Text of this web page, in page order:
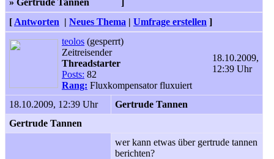
» Gertrude Tannen
]
[ Antworten | Neues Thema | Umfrage erstellen ]
teolos (gesperrt)
Zeitreisender
Threadstarter
Posts: 82
Rang: Fluxkompensator fluxuiert
18.10.2009,
12:39 Uhr
18.10.2009, 12:39 Uhr
Gertrude Tannen
Gertrude Tannen
wer kann etwas über gertrude tannen
berichten?